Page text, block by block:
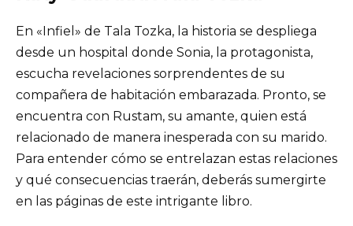
En «Infiel» de Tala Tozka, la historia se despliega
desde un hospital donde Sonia, la protagonista,
escucha revelaciones sorprendentes de su
compañera de habitación embarazada. Pronto, se
encuentra con Rustam, su amante, quien está
relacionado de manera inesperada con su marido.
Para entender cómo se entrelazan estas relaciones
y qué consecuencias traerán, deberás sumergirte
en las páginas de este intrigante libro.